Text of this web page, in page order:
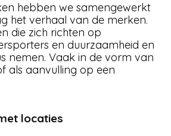
hebben we samengewerkt
het verhaal van de merken.
die zich richten op
en duurzaamheid en
nemen. Vaak in de vorm van
als aanvulling op een
locaties